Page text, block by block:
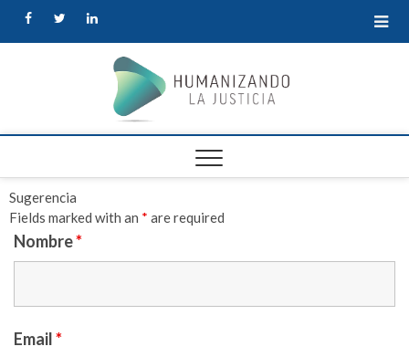
Sugerencia
Fields marked with an * are required
Nombre*
Email*